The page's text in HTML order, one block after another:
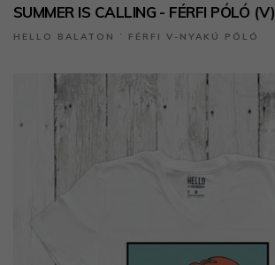
SUMMER IS CALLING - FÉRFI PÓLÓ (V)
HELLO BALATON ˙ FÉRFI V-NYAKÚ PÓLÓ